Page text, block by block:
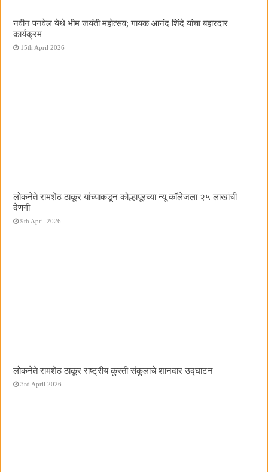
नवीन पनवेल येथे भीम जयंती महोत्सव; गायक आनंद शिंदे यांचा बहारदार
कार्यक्रम
15th April 2026
लोकनेते रामशेठ ठाकूर यांच्याकडून कोल्हापूरच्या न्यू कॉलेजला २५ लाखांची
देणगी
9th April 2026
लोकनेते रामशेठ ठाकूर राष्ट्रीय कुस्ती संकुलाचे शानदार उद्घाटन
3rd April 2026